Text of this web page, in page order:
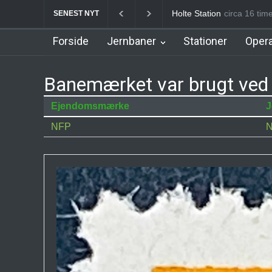
SENEST NYT Birkerød Station circa 16
Forside Jernbaner Stationer
Banemærket var brugt
Ejendomsmærke
NFP